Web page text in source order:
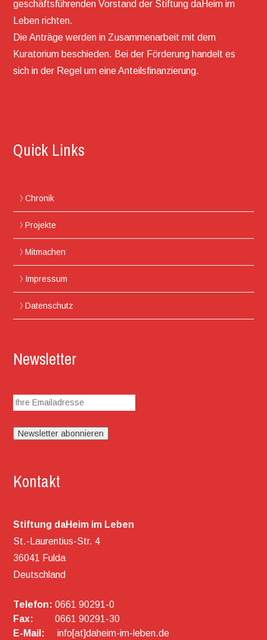
geschäftsführenden Vorstand der Stiftung daHeim im
Leben richten.
Die Anträge werden in Zusammenarbeit mit dem
Kuratorium beschieden. Bei der Förderung handelt es
sich in der Regel um eine Anteilsfinanzierung.
Quick Links
Chronik
Projekte
Mitmachen
Impressum
Datenschutz
Newsletter
Kontakt
Stiftung daHeim im Leben
St.-Laurentius-Str. 4
36041 Fulda
Deutschland
Telefon: 0661 90291-0
Fax:
0661 90291-30
E-Mail:
info[at]daheim-im-leben.de